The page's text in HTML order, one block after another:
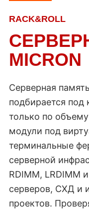
RACK&ROLL
MICRON
Серверная
подбирается под
только по
модули под
терминальные
серверной
RDIMM, LRDIMM
серверов, СХД и
проектов.